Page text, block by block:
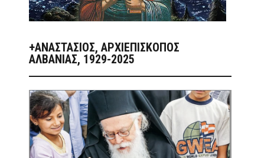
+ΑΝΑΣΤΆΣΙΟΣ, ΑΡΧΙΕΠΊΣΚΟΠΟΣ
ΑΛΒΑΝΊΑΣ, 1929-2025